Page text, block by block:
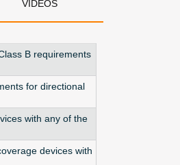
VIDEOS
B requirements
for directional
with any of the
devices with